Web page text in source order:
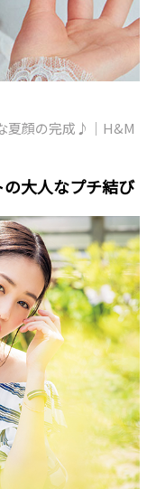
夏顔の完成♪｜H&M
の大人なプチ結び